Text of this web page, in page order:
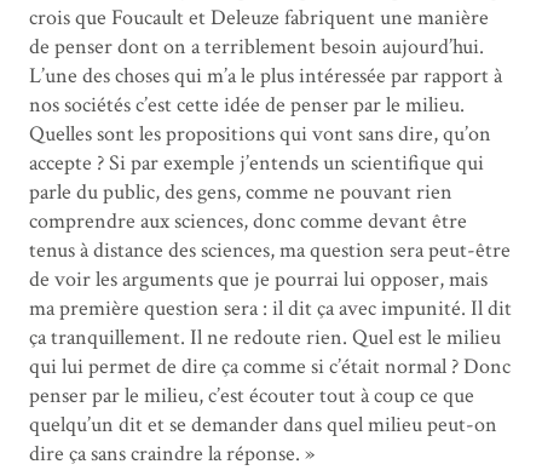
crois que Foucault et Deleuze fabriquent une manière
de penser dont on a terriblement besoin aujourd’hui.
L’une des choses qui m’a le plus intéressée par rapport à
nos sociétés c’est cette idée de penser par le milieu.
Quelles sont les propositions qui vont sans dire, qu’on
accepte ? Si par exemple j’entends un scientifique qui
parle du public, des gens, comme ne pouvant rien
comprendre aux sciences, donc comme devant être
tenus à distance des sciences, ma question sera peut-être
de voir les arguments que je pourrai lui opposer, mais
ma première question sera : il dit ça avec impunité. Il dit
ça tranquillement. Il ne redoute rien. Quel est le milieu
qui lui permet de dire ça comme si c’était normal ? Donc
penser par le milieu, c’est écouter tout à coup ce que
quelqu’un dit et se demander dans quel milieu peut-on
dire ça sans craindre la réponse. »